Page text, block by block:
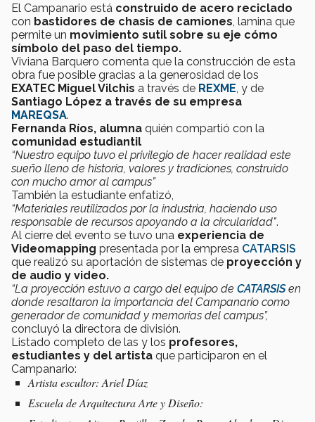
El Campanario está construido de acero reciclado
con bastidores de chasis de camiones , lamina que
permite un movimiento sutil sobre su eje cómo
símbolo del paso del tiempo.
Viviana Barquero comenta que la construcción de esta
obra fue posible gracias a la generosidad de los
EXATEC Miguel Vilchis a través de REXME , y de
Santiago López a través de su empresa
MAREQSA.
Fernanda Ríos, alumna quién compartió con la
comunidad estudiantil
“Nuestro equipo tuvo el privilegio de hacer realidad este
sueño lleno de historia, valores y tradiciones, construido
con mucho amor al campus”
También la estudiante enfatizó,
“Materiales reutilizados por la industria, haciendo uso
responsable de recursos apoyando a la circularidad".
Al cierre del evento se tuvo una experiencia de
Videomapping presentada por la empresa CATARSIS
que realizó su aportación de sistemas de proyección y
de audio y video.
“La proyección estuvo a cargo del equipo de CATARSISen
donde resaltaron la importancia del Campanario como
generador de comunidad y memorias del campus”,
concluyó la directora de división.
Listado completo de las y los profesores,
estudiantes y del artista que participaron en el
Campanario:
Artista escultor: Ariel Díaz
Escuela de Arquitectura Arte y Diseño: